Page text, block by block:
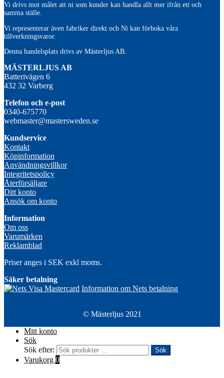
Vi drivs mot målet att ni som kunder kan handla allt mer ifrån ett och
samma ställe.
Vi representerar även fabriker direkt och Ni kan förboka våra
tillverkningsvaror.
Denna handelsplats drivs av Mästerljus AB.
MÄSTERLJUS AB
Batterivägen 6
432 32 Varberg
Telefon och e-post
0340-675770
webmaster@mastersweden.se
Kundservice
Kontakt
Köpinformation
Användningsvillkor
Integritetspolicy
Återförsäljare
Ditt konto
Ansök om konto
Information
Om oss
Varumärken
Reklamblad
Priser anges i SEK exkl moms.
Säker betalning
Information om Nets betalning
© Mästerljus 2021
Mitt konto
Sök
Sök efter:
Sök
Varukorg 0